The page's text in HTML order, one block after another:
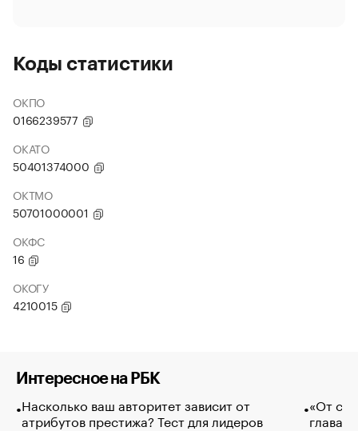
Коды статистики
ОКПО
0166239577
ОКАТО
50401374000
ОКТМО
50701000001
ОКФС
16
ОКОГУ
4210015
Интересное на РБК
Насколько ваш авторитет зависит от
атрибутов престижа? Тест для лидеров
«От
глава